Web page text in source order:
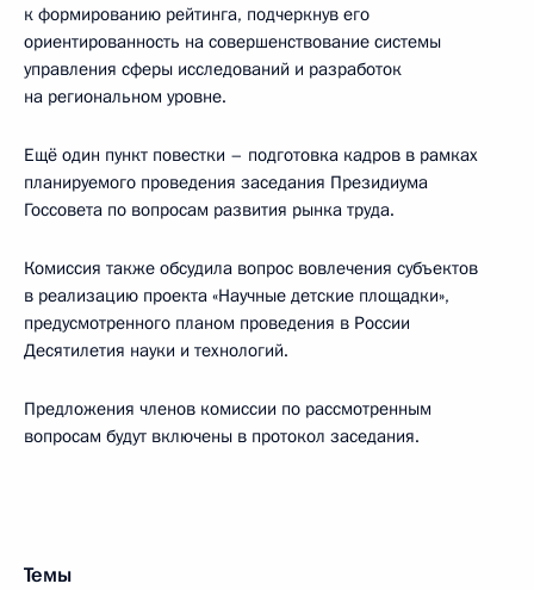
к формированию рейтинга, подчеркнув его
ориентированность на совершенствование системы
управления сферы исследований и разработок
на региональном уровне.
Ещё один пункт повестки – подготовка кадров в рамках
планируемого проведения заседания Президиума
Госсовета по вопросам развития рынка труда.
Комиссия также обсудила вопрос вовлечения субъектов
в реализацию проекта «Научные детские площадки»,
предусмотренного планом проведения в России
Десятилетия науки и технологий.
Предложения членов комиссии по рассмотренным
вопросам будут включены в протокол заседания.
Темы